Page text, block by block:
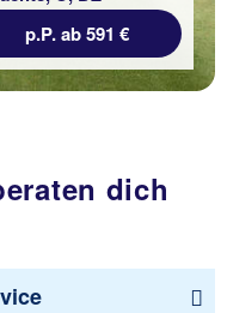
p.P. ab 591 €
dich